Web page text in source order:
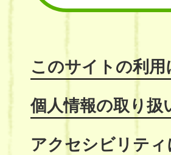
このサイトの利用
個人情報の取り扱
アクセシビリティ